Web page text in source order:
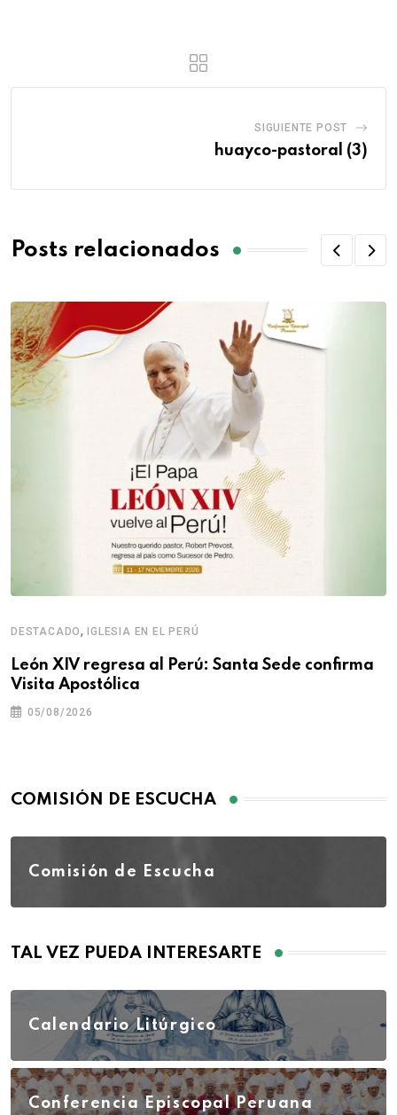
SIGUIENTE POST
huayco-pastoral (3)
Posts relacionados
DESTACADO,IGLESIA EN EL PERÚ
León XIV regresa al Perú: Santa Sede confirma
Visita Apostólica
05/08/2026
COMISIÓN DE ESCUCHA
Comisión de Escucha
TAL VEZ PUEDA INTERESARTE
Calendario Litúrgico
Conferencia Episcopal Peruana